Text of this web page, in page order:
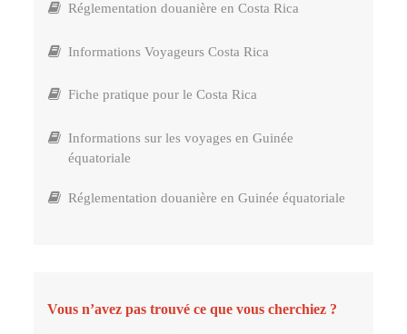
Réglementation douanière en Costa Rica
Informations Voyageurs Costa Rica
Fiche pratique pour le Costa Rica
Informations sur les voyages en Guinée
équatoriale
Réglementation douanière en Guinée équatoriale
Vous n’avez pas trouvé ce que vous cherchiez ?